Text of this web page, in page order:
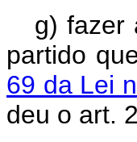
g) fazer
partido
69 da Lei
deu o art.